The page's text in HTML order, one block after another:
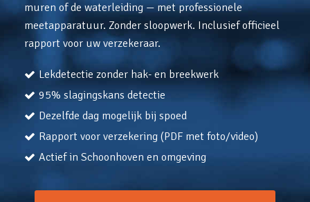
muren of de waterleiding — met professionele
meetapparatuur. Zonder sloopwerk. Inclusief officieel
rapport voor uw verzekeraar.
Lekdetectie zonder hak- en breekwerk
95% slagingskans detectie
Dezelfde dag mogelijk bij spoed
Rapport voor verzekering (PDF met foto/video)
Actief in Schoonhoven en omgeving